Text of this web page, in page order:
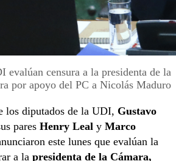
evalúan censura a la presidenta de la
por apoyo del PC a Nicolás Maduro
los diputados de la UDI, Gustavo
pares Henry Leal y Marco
este lunes que evalúan la
a la presidenta de la Cámara,